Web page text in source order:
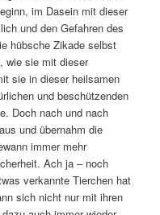
im Dasein mit dieser
und den Gefahren des
hübsche Zikade selbst
wie sie mit dieser
sie in dieser heilsamen
und beschützenden
Doch nach und nach
und übernahm die
immer mehr
Ach ja – noch
verkannte Tierchen hat
sich nicht nur mit ihren